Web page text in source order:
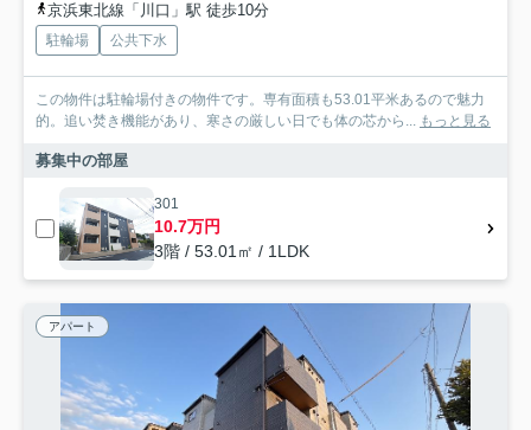
京浜東北線「川口」駅 徒歩10分
駐輪場 公共下水
この物件は駐輪場付きの物件です。専有面積も53.01平米あるので魅力
的。追い焚き機能があり、寒さの厳しい日でも体の芯から... もっと見る
募集中の部屋
301
10.7万円
3階 / 53.01㎡ / 1LDK
アパート